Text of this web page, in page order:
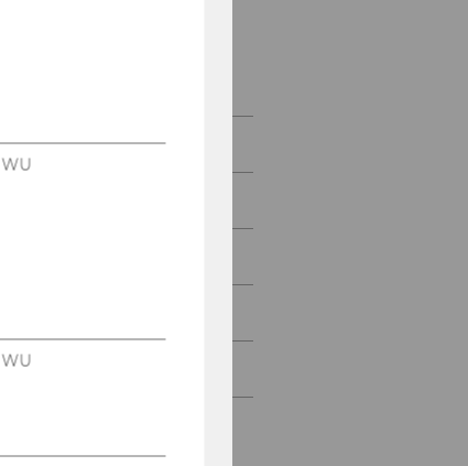
Sustainability @WU
Third Mission
WU
WU